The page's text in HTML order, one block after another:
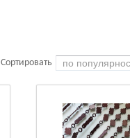
Сортировать